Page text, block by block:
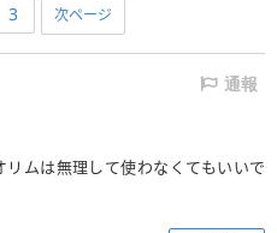
グランドラゴーン募集板
3 次ページ
通報
ムは無理して使わなくてもいいで